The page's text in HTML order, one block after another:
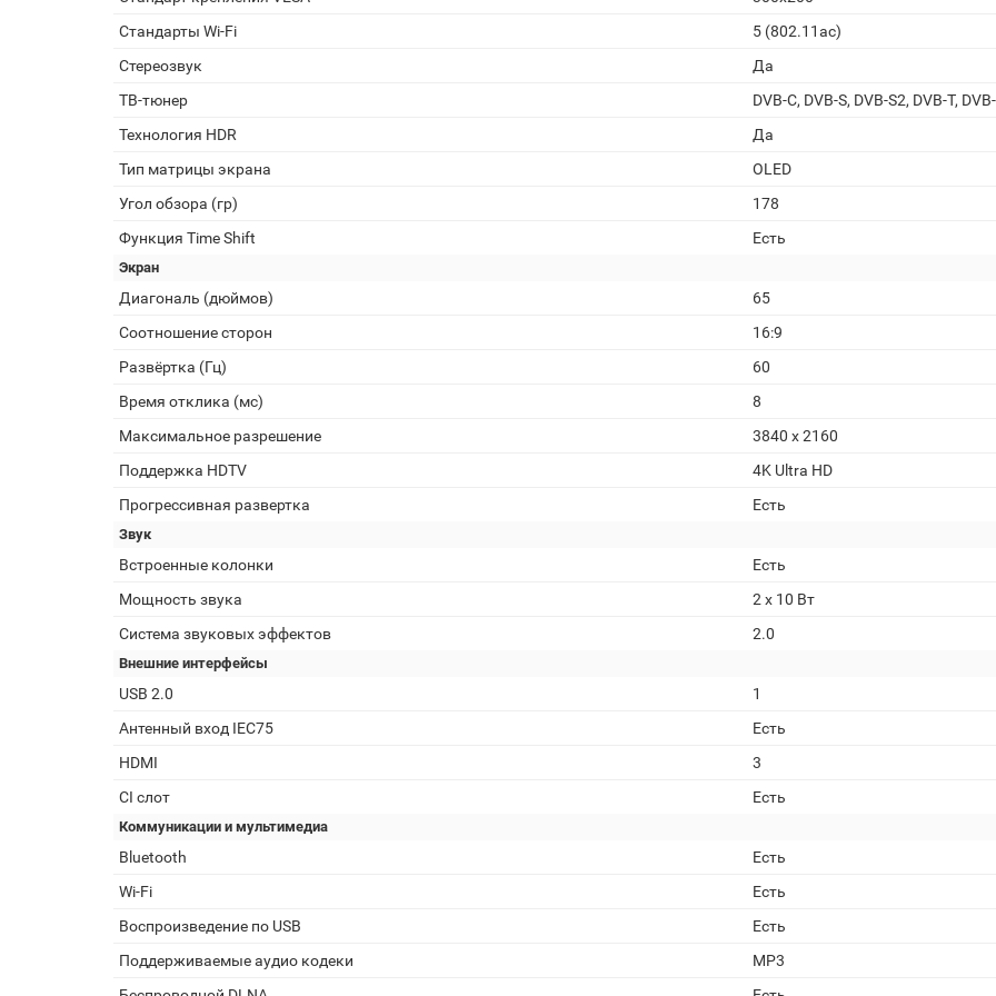
Стандарты Wi-Fi
5 (802.11ac)
Стереозвук
Да
ТВ-тюнер
DVB-C, DVB-S, DVB-S2, DVB-T,
Технология HDR
Да
Тип матрицы экрана
OLED
Угол обзора (гр)
178
Функция Time Shift
Есть
Экран
Диагональ (дюймов)
65
Соотношение сторон
16:9
Развёртка (Гц)
60
Время отклика (мс)
8
Максимальное разрешение
3840 x 2160
Поддержка HDTV
4K Ultra HD
Прогрессивная развертка
Есть
Звук
Встроенные колонки
Есть
Мощность звука
2 x 10 Вт
Система звуковых эффектов
2.0
Внешние интерфейсы
USB 2.0
1
Антенный вход IEC75
Есть
HDMI
3
CI слот
Есть
Коммуникации и мультимедиа
Bluetooth
Есть
Wi-Fi
Есть
Воспроизведение по USB
Есть
Поддерживаемые аудио кодеки
MP3